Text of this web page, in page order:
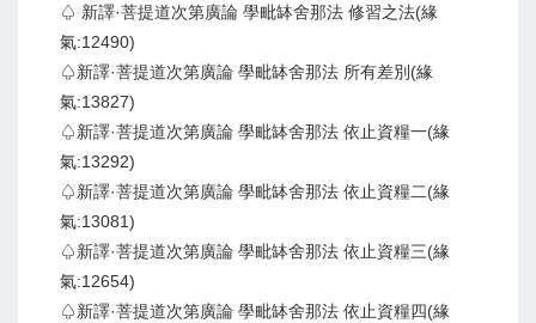
♤ 新譯·菩提道次第廣論 學毗缽舍那法 修習之法(緣
氣:12490)
♤新譯·菩提道次第廣論 學毗缽舍那法 所有差別(緣
氣:13827)
♤新譯·菩提道次第廣論 學毗缽舍那法 依止資糧一(緣
氣:13292)
♤新譯·菩提道次第廣論 學毗缽舍那法 依止資糧二(緣
氣:13081)
♤新譯·菩提道次第廣論 學毗缽舍那法 依止資糧三(緣
氣:12654)
♤新譯·菩提道次第廣論 學毗缽舍那法 依止資糧四(緣